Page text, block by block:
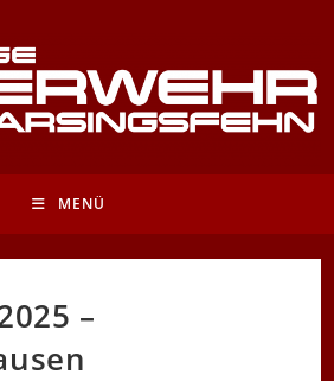
MENÜ
–